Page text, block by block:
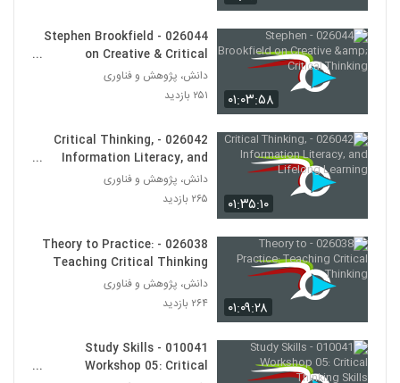
105
028106 - تفکر انتقادی (Critical
Thinking)
۴۶۸ بازدید
107
028107 - تفکر انتقادی (Critical
Thinking)
108
Thinking)
028109 - تفکر انتقادی (Critical
Thinking)
۴۷۱ بازدید
028110 - تفکر انتقادی (Critical
۰۱:۰۳:۵۸
026044 - Stephen Brookfield
on Creative & Critical
Thinking
دانش، پژوهش و فناوری
۲۵۱ بازدید
۰۱:۳۵:۱۰
026042 - Critical Thinking,
Information Literacy, and
Lifelong Learning
دانش، پژوهش و فناوری
۲۶۵ بازدید
۰۱:۰۹:۲۸
026038 - Theory to Practice:
Teaching Critical Thinking
دانش، پژوهش و فناوری
۲۶۴ بازدید
010041 - Study Skills
Workshop 05: Critical